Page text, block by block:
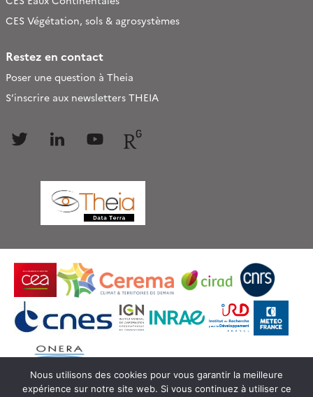
CES Végétation, sols & agrosystèmes
Restez en contact
Poser une question à Theia
S’inscrire aux newsletters THEIA
Follow Follow
Nous utilisons des cookies pour vous garantir la meilleure
expérience sur notre site web. Si vous continuez à utiliser ce